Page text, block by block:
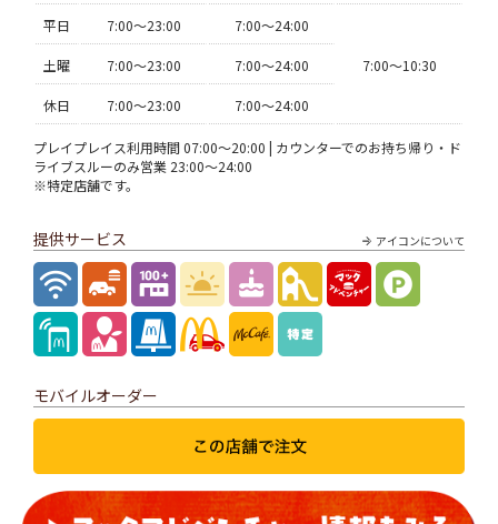
平日 7:00〜23:00 7:00〜24:00
7:00〜10:30
土曜 7:00〜23:00 7:00〜24:00
休日 7:00〜23:00 7:00〜24:00
プレイプレイス利用時間 07:00～20:00 | カウンターでのお持ち帰り・ド
ライブスルーのみ営業 23:00～24:00
※特定店舗です。
アイコンについて
提供サービス
モバイルオーダー